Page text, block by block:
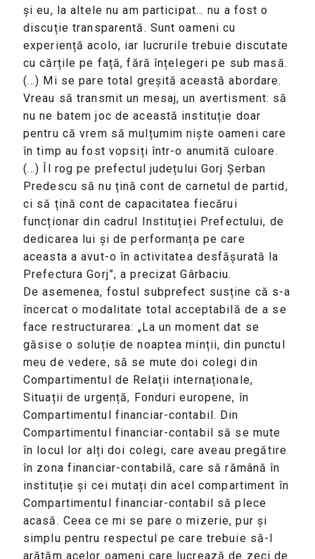
și eu, la altele nu am participat… nu a fost o
discuție transparentă. Sunt oameni cu
experiență acolo, iar lucrurile trebuie discutate
cu cărțile pe față, fără înțelegeri pe sub masă.
(…) Mi se pare total greșită această abordare.
Vreau să transmit un mesaj, un avertisment: să
nu ne batem joc de această instituție doar
pentru că vrem să mulțumim niște oameni care
în timp au fost vopsiți într-o anumită culoare.
(…) Îl rog pe prefectul județului Gorj Șerban
Predescu să nu țină cont de carnetul de partid,
ci să țină cont de capacitatea fiecărui
funcționar din cadrul Instituției Prefectului, de
dedicarea lui și de performanța pe care
aceasta a avut-o în activitatea desfășurată la
Prefectura Gorj”, a precizat Gârbaciu.
De asemenea, fostul subprefect susține că s-a
încercat o modalitate total acceptabilă de a se
face restructurarea: „La un moment dat se
găsise o soluție de noaptea minții, din punctul
meu de vedere, să se mute doi colegi din
Compartimentul de Relații internaționale,
Situații de urgență, Fonduri europene, în
Compartimentul financiar-contabil. Din
Compartimentul financiar-contabil să se mute
în locul lor alți doi colegi, care aveau pregătire
în zona financiar-contabilă, care să rămână în
instituție și cei mutați din acel compartiment în
Compartimentul financiar-contabil să plece
acasă. Ceea ce mi se pare o mizerie, pur și
simplu pentru respectul pe care trebuie să-l
arătăm acelor oameni care lucrează de zeci de